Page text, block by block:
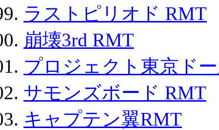
ラストピリオド RMT
崩壊3rd RMT
プロジェクト東京ド
サモンズボード RMT
キャプテン翼RMT